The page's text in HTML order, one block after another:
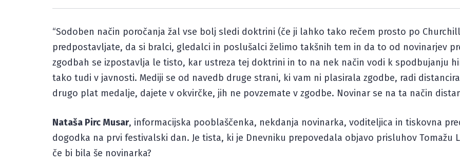
“Sodoben način poročanja žal vse bolj sledi doktrini (če ji lahko tako rečem prosto po
predpostavljate, da si bralci, gledalci in poslušalci želimo takšnih tem in da to od novinarjev
zgodbah se izpostavlja le tisto, kar ustreza tej doktrini in to na nek način vodi k spodbujanju
tako tudi v javnosti. Mediji se od navedb druge strani, ki vam ni plasirala zgodbe, radi
drugo plat medalje, dajete v okvirčke, jih ne povzemate v zgodbe. Novinar se na ta način
Nataša Pirc Musar, informacijska pooblaščenka, nekdanja novinarka, voditeljica in tiskovna
dogodka na prvi festivalski dan. Je tista, ki je Dnevniku prepovedala objavo prisluhov Tomažu
če bi bila še novinarka?